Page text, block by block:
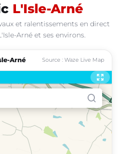
L'Isle-Arné
et ralentissements en direct
Arné et ses environs.
Arné Source : Waze Live Map